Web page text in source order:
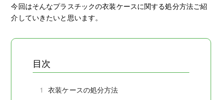
今回はそんなプラスチックの衣装ケースに関する処分方法ご紹
介していきたいと思います。
目次
1
衣装ケースの処分方法